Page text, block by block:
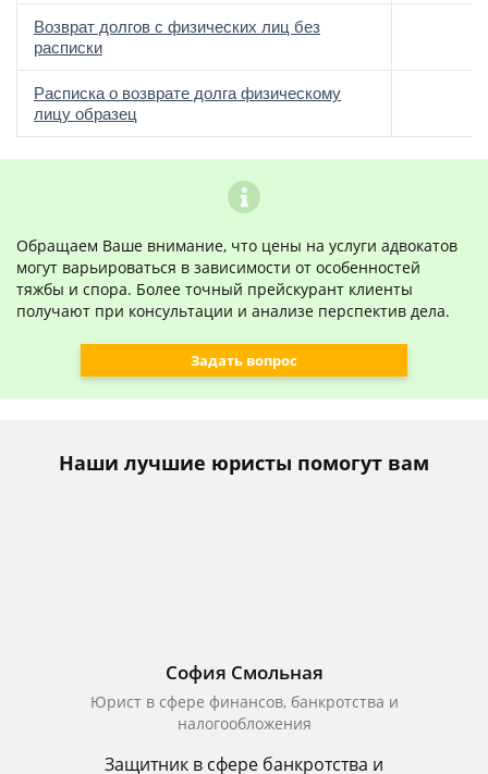
Возврат долгов с физических лиц без
расписки
Расписка о возврате долга физическому
лицу образец
Обращаем Ваше внимание, что цены на услуги адвокатов
могут варьироваться в зависимости от особенностей
тяжбы и спора. Более точный прейскурант клиенты
получают при консультации и анализе перспектив дела.
Задать вопрос
Наши лучшие юристы помогут вам
София Смольная
Юрист в сфере финансов, банкротства и
налогообложения
Защитник в сфере банкротства и